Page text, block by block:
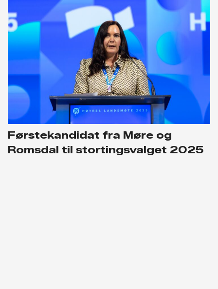
Førstekandidat fra Møre og
Romsdal til stortingsvalget 2025